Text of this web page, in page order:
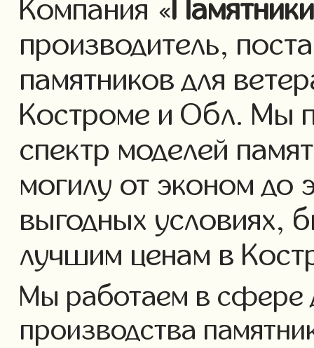
Компания «Памятники
производитель,
памятников для
Костроме и Обл. Мы
спектр моделей
могилу от эконом до
выгодных условиях,
лучшим ценам в
Мы работаем в сфере
производства